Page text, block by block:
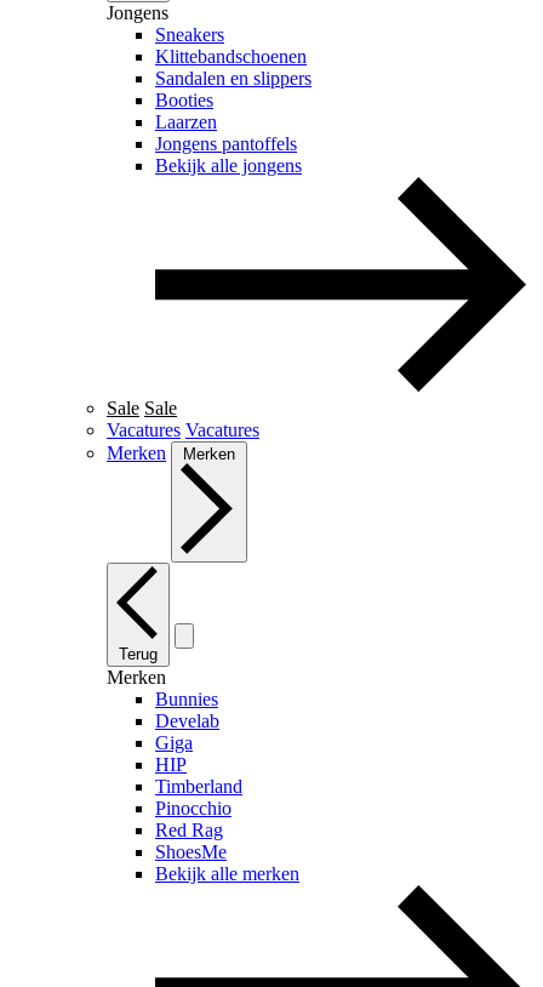
Jongens
Sneakers
Klittebandschoenen
Sandalen en slippers
Booties
Laarzen
Jongens pantoffels
Bekijk alle jongens
Sale Sale
Vacatures Vacatures
Merken
Merken
Terug
Merken
Bunnies
Develab
Giga
HIP
Timberland
Pinocchio
Red Rag
ShoesMe
Bekijk alle merken